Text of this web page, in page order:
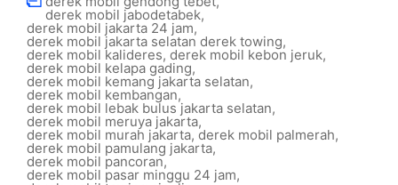
derek mobil jabodetabek,
derek mobil jakarta 24 jam,
derek mobil jakarta selatan derek towing,
derek mobil kalideres, derek mobil kebon jeruk,
derek mobil kelapa gading,
derek mobil kemang jakarta selatan,
derek mobil kembangan,
derek mobil lebak bulus jakarta selatan,
derek mobil meruya jakarta,
derek mobil murah jakarta, derek mobil palmerah,
derek mobil pamulang jakarta,
derek mobil pancoran,
derek mobil pasar minggu 24 jam,